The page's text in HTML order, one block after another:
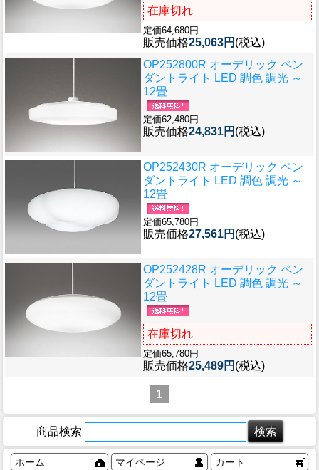
在庫切れ
定価64,680円
販売価格25,063円 (税込)
OP252800R オーデリック ペン
ダントライト LED 調色 調光 ～
12畳
定価62,480円
販売価格24,831円 (税込)
OP252430R オーデリック ペン
ダントライト LED 調色 調光 ～
12畳
定価65,780円
販売価格27,561円 (税込)
OP252428R オーデリック ペン
ダントライト LED 調色 調光 ～
12畳
在庫切れ
定価65,780円
販売価格25,489円 (税込)
1
商品検索
ホーム マイページ カート